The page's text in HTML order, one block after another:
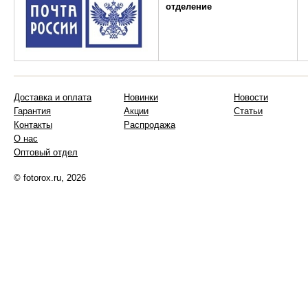
отделение
Доставка и оплата
Гарантия
Контакты
О нас
Оптовый отдел
Новинки
Акции
Распродажа
Новости
Статьи
© fotorox.ru, 2026